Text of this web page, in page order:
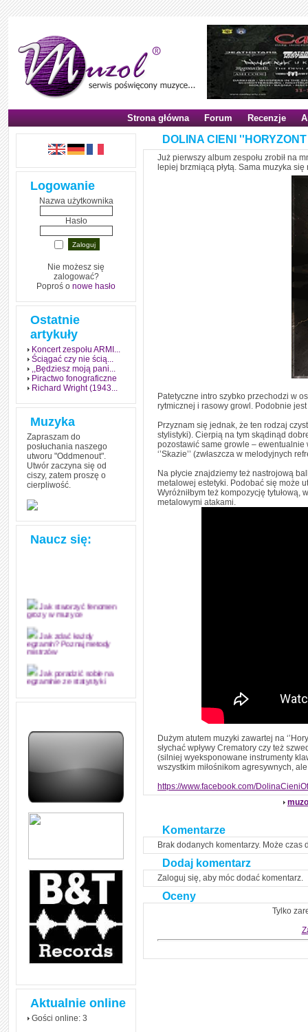
Strona główna Forum Recenzje
Logowanie
Nazwa użytkownika
Hasło
Nie możesz się
zalogować?
Poproś o nowe hasło
Ostatnie
artykuły
Koncert zespołu ARMI...
Ściągać czy nie ścią...
,,Będziesz moją pani...
Piractwo fonograficzne
Richard Wright (1943...
Muzyka
Zapraszam do
posłuchania naszego
utworu "Oddmenout".
Utwór zaczyna się od
ciszy, zatem proszę o
cierpliwość.
Naucz się:
Jak stworzyć fenomen
grozy w muzyce
Jak zdać każdy
egzamin? Poznaj metody
mistrzów
Jak poradzić sobie na
egzaminie ze statystyki
Jak napisać
dyplomową i ją z sukcesem
kółko tych samych błędów w
W jaki sposób 1000
formuł konwersacyjnych
pozwoli Ci opanować język
Angielskie przyimki
praktycznych przykładach,
dzięki którym łatwiej je
zapamiętasz
W końcu ktoś po ludzku i
zrozumiale wytłumaczył, na
czym polega mowa zależna
(reported speech) w języku
angielskim
Jak zacząć czytać
Aktualnie online
Gości online: 3
DOLINA CIENI
Już pierwszy album zespołu zrobił na
lepiej brzmiącą płytą. Sama muzyka
Patetyczne intro szybko przechodzi w
rytmicznej i rasowy growl. Podobnie jest
Przyznam się jednak, że ten rodzaj
stylistyki). Cierpią na tym skądinąd
pozostawić same growle – ewentualnie
‘’Skazie’’ (zwłaszcza w melodyjnych
Na płycie znajdziemy też nastrojową
metalowej estetyki. Podobać się może
Wyróżniłbym też kompozycję
metalowymi atakami.
Dużym atutem muzyki zawartej na
słychać wpływy Crematory czy też
(silniej wyeksponowane instrumenty
wszystkim miłośnikom agresywnych,
https://www.facebook.com/
Komentarze
Brak dodanych komentarzy. Może czas
Dodaj komentarz
Zaloguj się, aby móc dodać komentarz.
Oceny
Tylko